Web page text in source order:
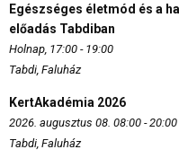
Egészséges életmód és a
előadás Tabdiban
Holnap, 17:00 - 19:00
Tabdi, Faluház
KertAkadémia 2026
2026. augusztus 08. 08:00 - 20:00
Tabdi, Faluház